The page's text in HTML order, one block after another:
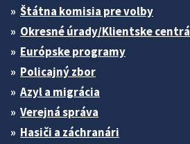
Štátna komisia pre volby
Okresné úrady/Klientske centrá
Európske programy
Policajný zbor
Azyl a migrácia
Verejná správa
Hasiči a záchranári